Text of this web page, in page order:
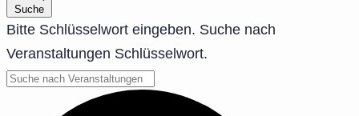
Suche
Bitte Schlüsselwort eingeben. Suche nach
Veranstaltungen Schlüsselwort.